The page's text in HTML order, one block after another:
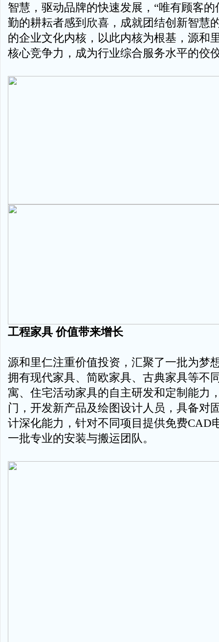
智慧，驱动品牌的快速发展，“唯有顾客
勤的耕耘者感到欣喜，成就团结创新智慧
的企业文化内核，以此内核为根基，源和
核心竞争力，成为行业综合服务水平的佼
工程家具 价值带来增长
源和里仁注重价值投资，汇聚了一批为梦
拥有现代家具、简欧家具、古典家具等不
寓、住宅活动家具的自主研发和定制能力
门，开发新产品及绘图设计人员，具备对
计深化能力，针对不同项目提供免费CAD
一批专业的安装与搬运团队。